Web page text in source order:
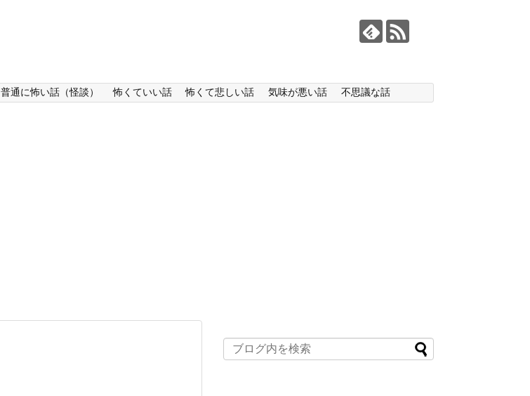
普通に怖い話（怪談） 怖くていい話 怖くて悲しい話 気味が悪い話 不思議な話